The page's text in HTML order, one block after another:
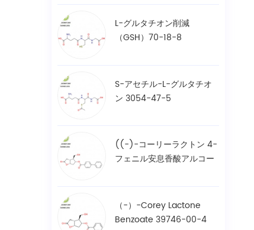
L-グルタチオン削減
（GSH）70-18-8
S-アセチル-L-グルタチオ
ン 3054-47-5
((-)-コーリーラクトン 4-
フェニル安息香酸アルコー
（-）-Corey Lactone
Benzoate 39746-00-4